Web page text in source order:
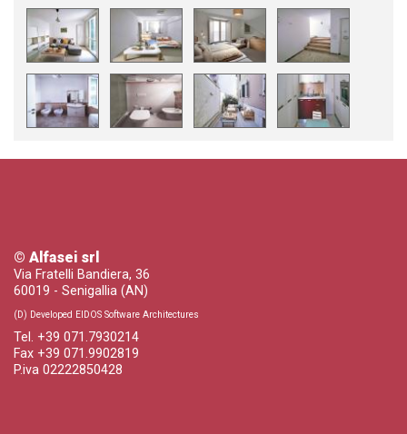
© Alfasei srl
Via Fratelli Bandiera, 36
60019 - Senigallia (AN)
(D) Developed EIDOS Software Architectures
Tel. +39 071.7930214
Fax +39 071.9902819
P.iva 02222850428